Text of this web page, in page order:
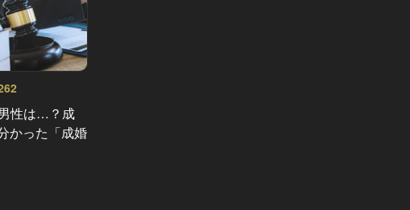
性は…？成
かった「成婚